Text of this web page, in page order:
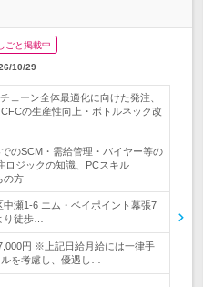
ごと掲載中
10/29
ェーン全体最適化に向けた発注、
の生産性向上・ボトルネック改
のSCM・需給管理・バイヤー等の
ロジックの知識、PCスキル
の方
中瀬1-6 エム・ベイポイント幕張7
徒歩…
円 ※上記日給月給には一律手
を考慮し、優遇し…